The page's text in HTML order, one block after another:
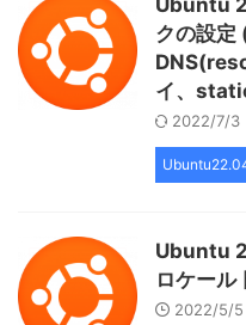
Ubuntu
クの設定
イ、
2022/7/3
Ubuntu
ロケー
2022/5/5